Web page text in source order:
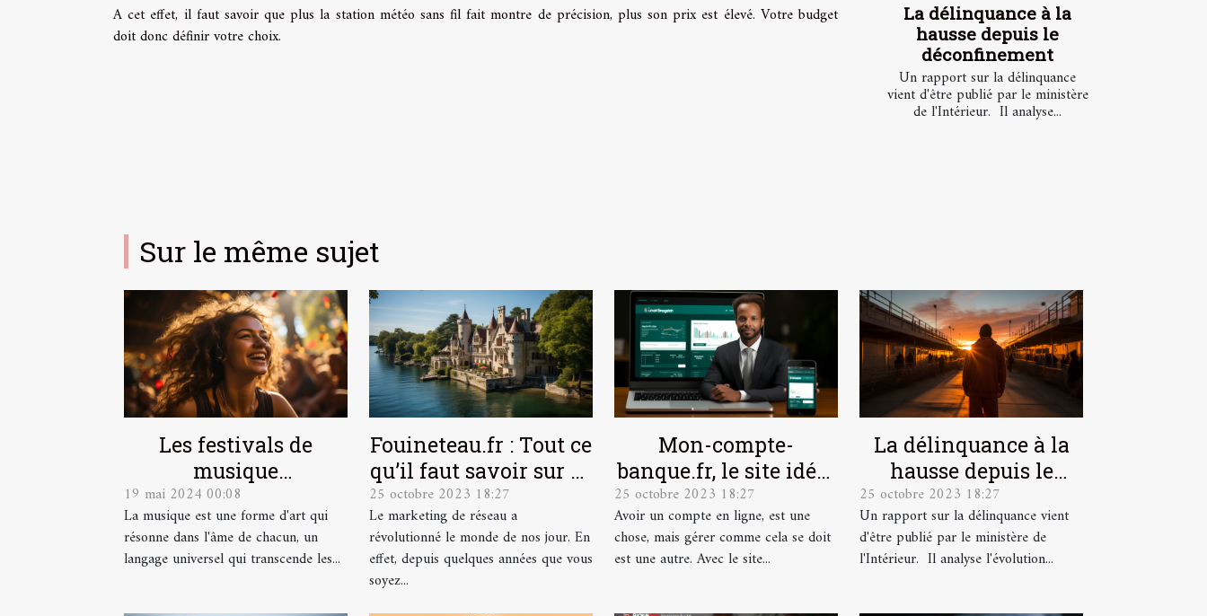
A cet effet, il faut savoir que plus la station météo sans fil fait montre de précision, plus son prix est élevé. Votre budget
doit donc définir votre choix.
La délinquance à la
hausse depuis le
déconfinement
Un rapport sur la délinquance
vient d'être publié par le ministère
de l'Intérieur. Il analyse...
Sur le même sujet
Les festivals de
musique
indépendante et leur
contribution à la
scène culturelle
19 mai 2024 00:08
La musique est une forme d'art qui
résonne dans l'âme de chacun, un
langage universel qui transcende les...
Fouineteau.fr : Tout ce
qu’il faut savoir sur ce
site
25 octobre 2023 18:27
Le marketing de réseau a
révolutionné le monde de nos jour. En
effet, depuis quelques années que vous
soyez...
Mon-compte-
banque.fr, le site idéal
pour la gestion de vos
comptes en ligne.
25 octobre 2023 18:27
Avoir un compte en ligne, est une
chose, mais gérer comme cela se doit
est une autre. Avec le site...
La délinquance à la
hausse depuis le
déconfinement
25 octobre 2023 18:27
Un rapport sur la délinquance vient
d'être publié par le ministère de
l'Intérieur. Il analyse l'évolution...